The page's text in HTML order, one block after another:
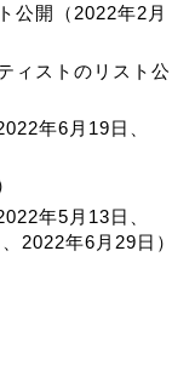
公開（2022年2月
ィストのリスト公
年6月19日、
年5月13日、
2022年6月29日）